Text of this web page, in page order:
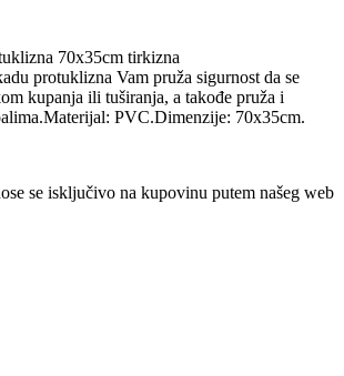
70x35cm tirkizna
protuklizna Vam pruža sigurnost da se
kupanja ili tuširanja, a takođe pruža i
PVC.Dimenzije: 70x35cm.
se isključivo na kupovinu putem našeg web